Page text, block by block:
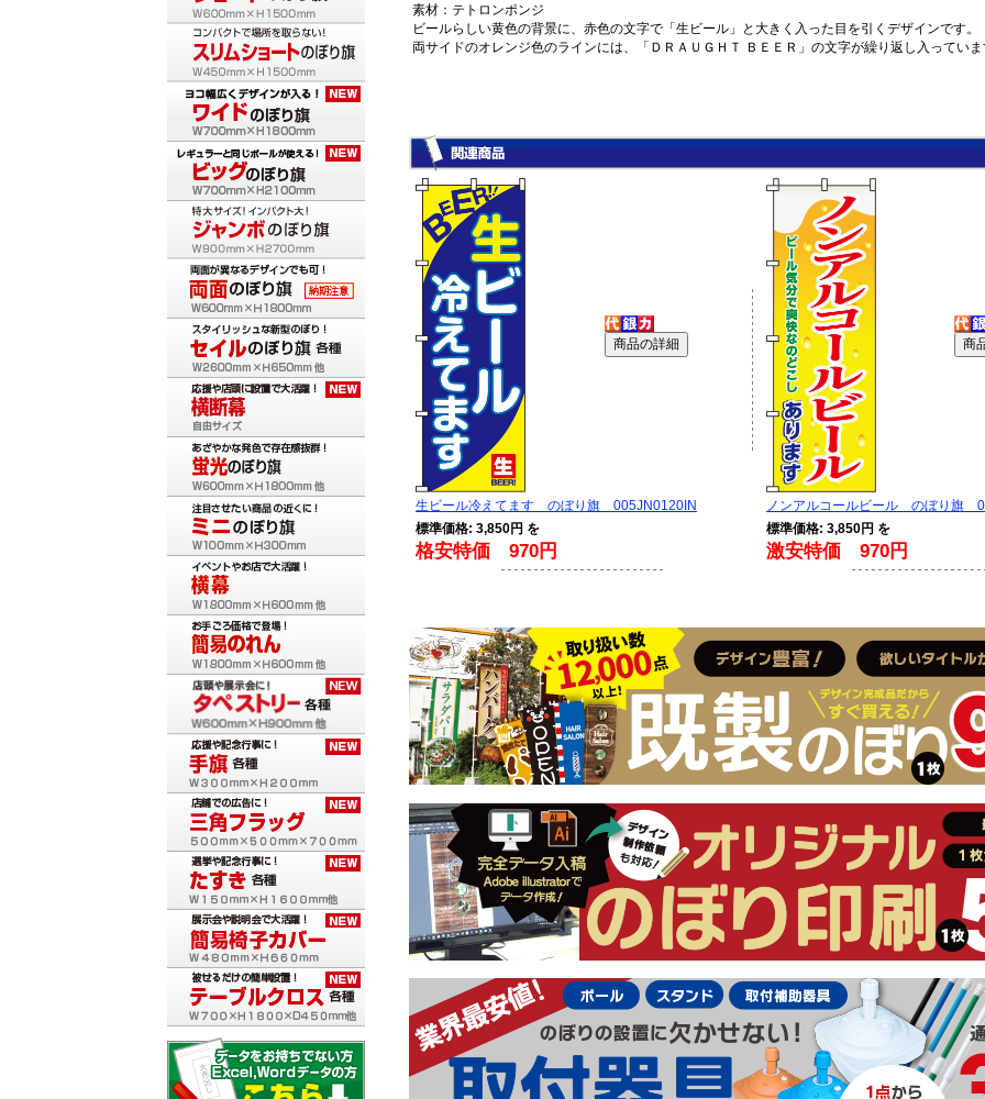
素材：テトロンポンジ
ビールらしい黄色の背景に、赤色の文字で「生ビール」と大きく入った目を引くデザインです。
両サイドのオレンジ色のラインには、「ＤＲＡＵＧＨＴ ＢＥＥＲ」の文字が繰り返し入ってい
生ビール冷えてます のぼり旗 005JN0120IN
標準価格: 3,850円 を
格安特価 970円
ノンアルコールビール のぼり旗
標準価格: 3,850円 を
激安特価 970円